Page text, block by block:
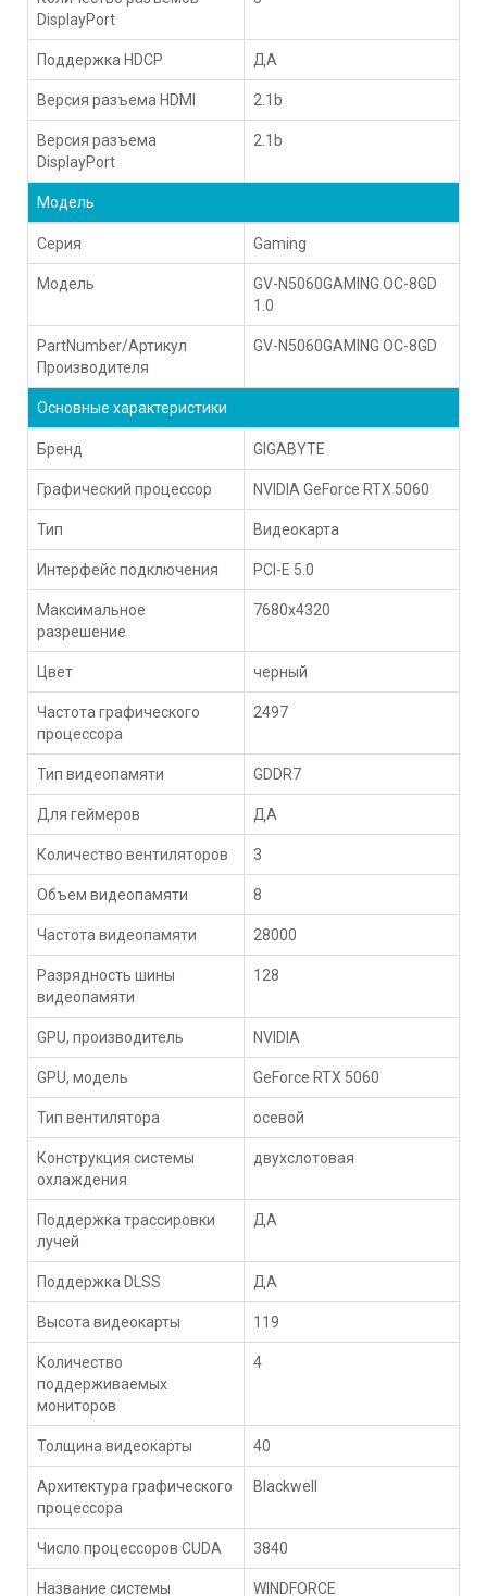
DisplayPort
Поддержка HDCP ДА
Версия разъема HDMI 2.1b
Версия разъема
DisplayPort
2.1b
Модель
Серия Gaming
Модель
GV-N5060GAMING OC-8GD
1.0
PartNumber/Артикул
Производителя
GV-N5060GAMING OC-8GD
Основные характеристики
Бренд GIGABYTE
Графический процессор NVIDIA GeForce RTX 5060
Тип Видеокарта
Интерфейс подключения PCI-E 5.0
Максимальное
разрешение
7680x4320
Цвет черный
Частота графического
процессора
2497
Тип видеопамяти GDDR7
Для геймеров ДА
Количество вентиляторов 3
Объем видеопамяти 8
Частота видеопамяти 28000
Разрядность шины
видеопамяти
128
GPU, производитель NVIDIA
GPU, модель GeForce RTX 5060
Тип вентилятора осевой
Конструкция системы
охлаждения
двухслотовая
Поддержка трассировки
лучей
ДА
Поддержка DLSS ДА
Высота видеокарты 119
Количество
поддерживаемых
мониторов
4
Толщина видеокарты 40
Архитектура графического
процессора
Blackwell
Число процессоров CUDA 3840
Название системы WINDFORCE